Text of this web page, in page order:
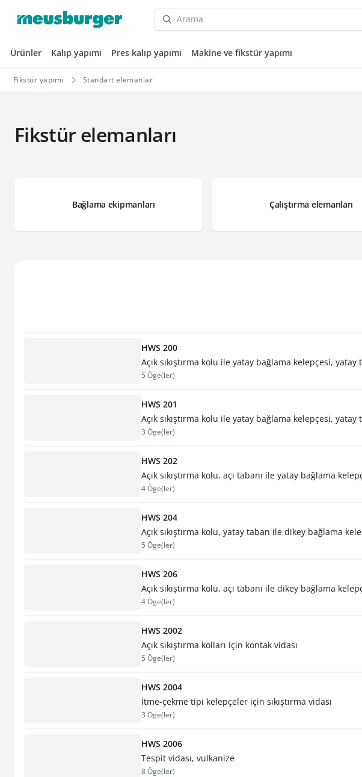
Ürünler Kalıp yapımı Pres kalıp yapımı Makine ve fikstür yapımı
Fikstür yapımı Standart elemanlar
Fikstür elemanları
Bağlama ekipmanları Çalıştırma elemanları
HWS 200
Açık sıkıştırma kolu ile yatay bağlama kelepçesi, yatay
5 Öge(ler)
HWS 201
Açık sıkıştırma kolu ile yatay bağlama kelepçesi, yatay
3 Öge(ler)
HWS 202
Açık sıkıştırma kolu, açı tabanı ile yatay bağlama
4 Öge(ler)
HWS 204
Açık sıkıştırma kolu, yatay taban ile dikey bağlama
5 Öge(ler)
HWS 206
Açık sıkıştırma kolu, açı tabanı ile dikey bağlama
4 Öge(ler)
HWS 2002
Açık sıkıştırma kolları için kontak vidası
5 Öge(ler)
HWS 2004
İtme-çekme tipi kelepçeler için sıkıştırma vidası
3 Öge(ler)
HWS 2006
Tespit vidası, vulkanize
8 Öge(ler)